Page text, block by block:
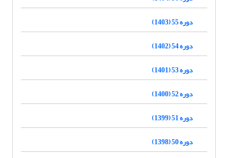
دوره 55 (1403)
دوره 54 (1402)
دوره 53 (1401)
دوره 52 (1400)
دوره 51 (1399)
دوره 50 (1398)